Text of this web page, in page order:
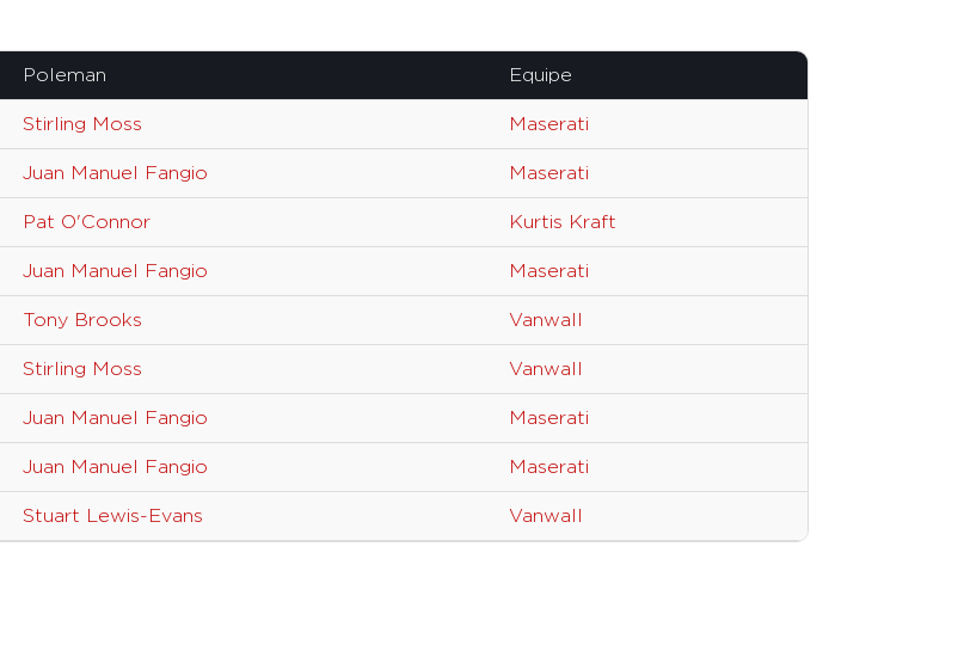
Poleman Equipe
Stirling Moss Maserati
Juan Manuel Fangio Maserati
Pat O'Connor Kurtis Kraft
Juan Manuel Fangio Maserati
Tony Brooks Vanwall
Stirling Moss Vanwall
Juan Manuel Fangio Maserati
Juan Manuel Fangio Maserati
Stuart Lewis-Evans Vanwall